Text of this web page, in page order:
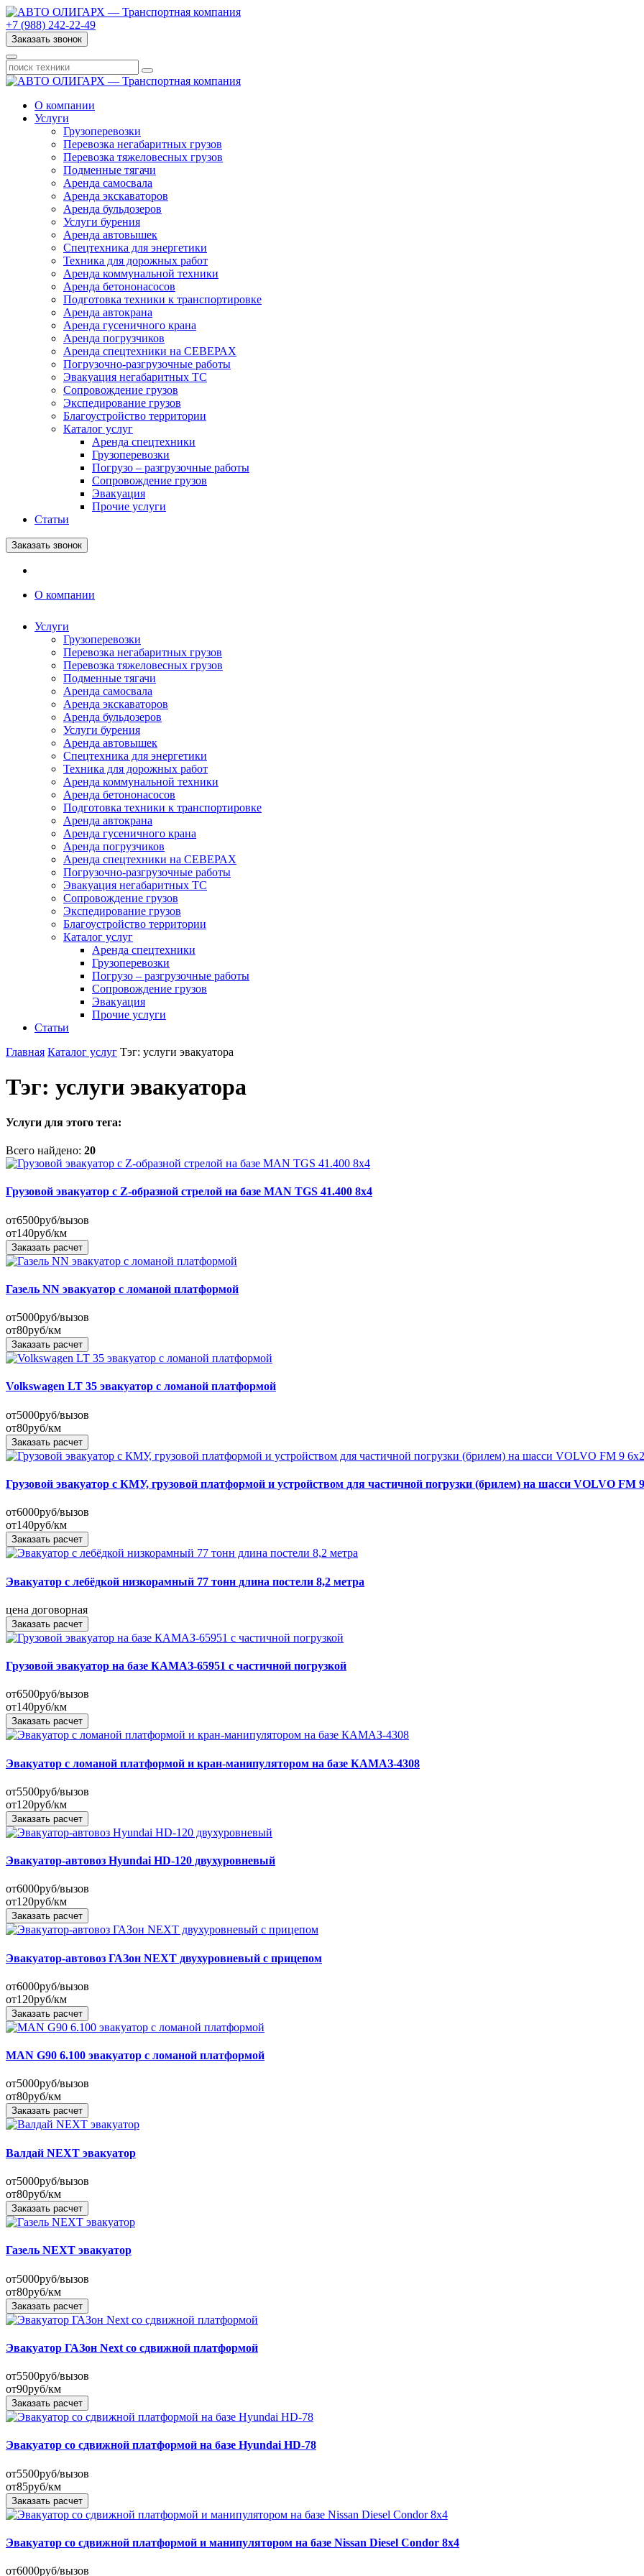
+7 (988) 242-22-49
Заказать звонок
О компании
Услуги
Грузоперевозки
Перевозка негабаритных грузов
Перевозка тяжеловесных грузов
Подменные тягачи
Аренда самосвала
Аренда экскаваторов
Аренда бульдозеров
Услуги бурения
Аренда автовышек
Спецтехника для энергетики
Техника для дорожных работ
Аренда коммунальной техники
Аренда бетононасосов
Подготовка техники к транспортировке
Аренда автокрана
Аренда гусеничного крана
Аренда погрузчиков
Аренда спецтехники на СЕВЕРАХ
Погрузочно-разгрузочные работы
Эвакуация негабаритных ТС
Сопровождение грузов
Экспедирование грузов
Благоустройство территории
Каталог услуг
Аренда спецтехники
Грузоперевозки
Погрузо – разгрузочные работы
Сопровождение грузов
Эвакуация
Прочие услуги
Статьи
Заказать звонок
О компании
Услуги
Грузоперевозки
Перевозка негабаритных грузов
Перевозка тяжеловесных грузов
Подменные тягачи
Аренда самосвала
Аренда экскаваторов
Аренда бульдозеров
Услуги бурения
Аренда автовышек
Спецтехника для энергетики
Техника для дорожных работ
Аренда коммунальной техники
Аренда бетононасосов
Подготовка техники к транспортировке
Аренда автокрана
Аренда гусеничного крана
Аренда погрузчиков
Аренда спецтехники на СЕВЕРАХ
Погрузочно-разгрузочные работы
Эвакуация негабаритных ТС
Сопровождение грузов
Экспедирование грузов
Благоустройство территории
Каталог услуг
Аренда спецтехники
Грузоперевозки
Погрузо – разгрузочные работы
Сопровождение грузов
Эвакуация
Прочие услуги
Статьи
Главная Каталог услуг Тэг: услуги эвакуатора
Тэг: услуги эвакуатора
Услуги для этого тега:
Всего найдено: 20
Грузовой эвакуатор с Z-образной стрелой на базе MAN TGS 41.400 8x4
от6500руб/вызов
от140руб/км
Заказать расчет
Газель NN эвакуатор с ломаной платформой
от5000руб/вызов
от80руб/км
Заказать расчет
Volkswagen LT 35 эвакуатор с ломаной платформой
от5000руб/вызов
от80руб/км
Заказать расчет
Грузовой эвакуатор с КМУ, грузовой платформой и устройством для частичной погрузки (брилем) на шасси VOLVO FM
от6000руб/вызов
от140руб/км
Заказать расчет
Эвакуатор с лебёдкой низкорамный 77 тонн длина постели 8,2 метра
цена договорная
Заказать расчет
Грузовой эвакуатор на базе КАМАЗ-65951 с частичной погрузкой
от6500руб/вызов
от140руб/км
Заказать расчет
Эвакуатор с ломаной платформой и кран-манипулятором на базе КАМАЗ-4308
от5500руб/вызов
от120руб/км
Заказать расчет
Эвакуатор-автовоз Hyundai HD-120 двухуровневый
от6000руб/вызов
от120руб/км
Заказать расчет
Эвакуатор-автовоз ГАЗон NEXT двухуровневый с прицепом
от6000руб/вызов
от120руб/км
Заказать расчет
MAN G90 6.100 эвакуатор с ломаной платформой
от5000руб/вызов
от80руб/км
Заказать расчет
Валдай NEXT эвакуатор
от5000руб/вызов
от80руб/км
Заказать расчет
Газель NEXT эвакуатор
от5000руб/вызов
от80руб/км
Заказать расчет
Эвакуатор ГАЗон Next со сдвижной платформой
от5500руб/вызов
от90руб/км
Заказать расчет
Эвакуатор со сдвижной платформой на базе Hyundai HD-78
от5500руб/вызов
от85руб/км
Заказать расчет
Эвакуатор со сдвижной платформой и манипулятором на базе Nissan Diesel Condor 8x4
от6000руб/вызов